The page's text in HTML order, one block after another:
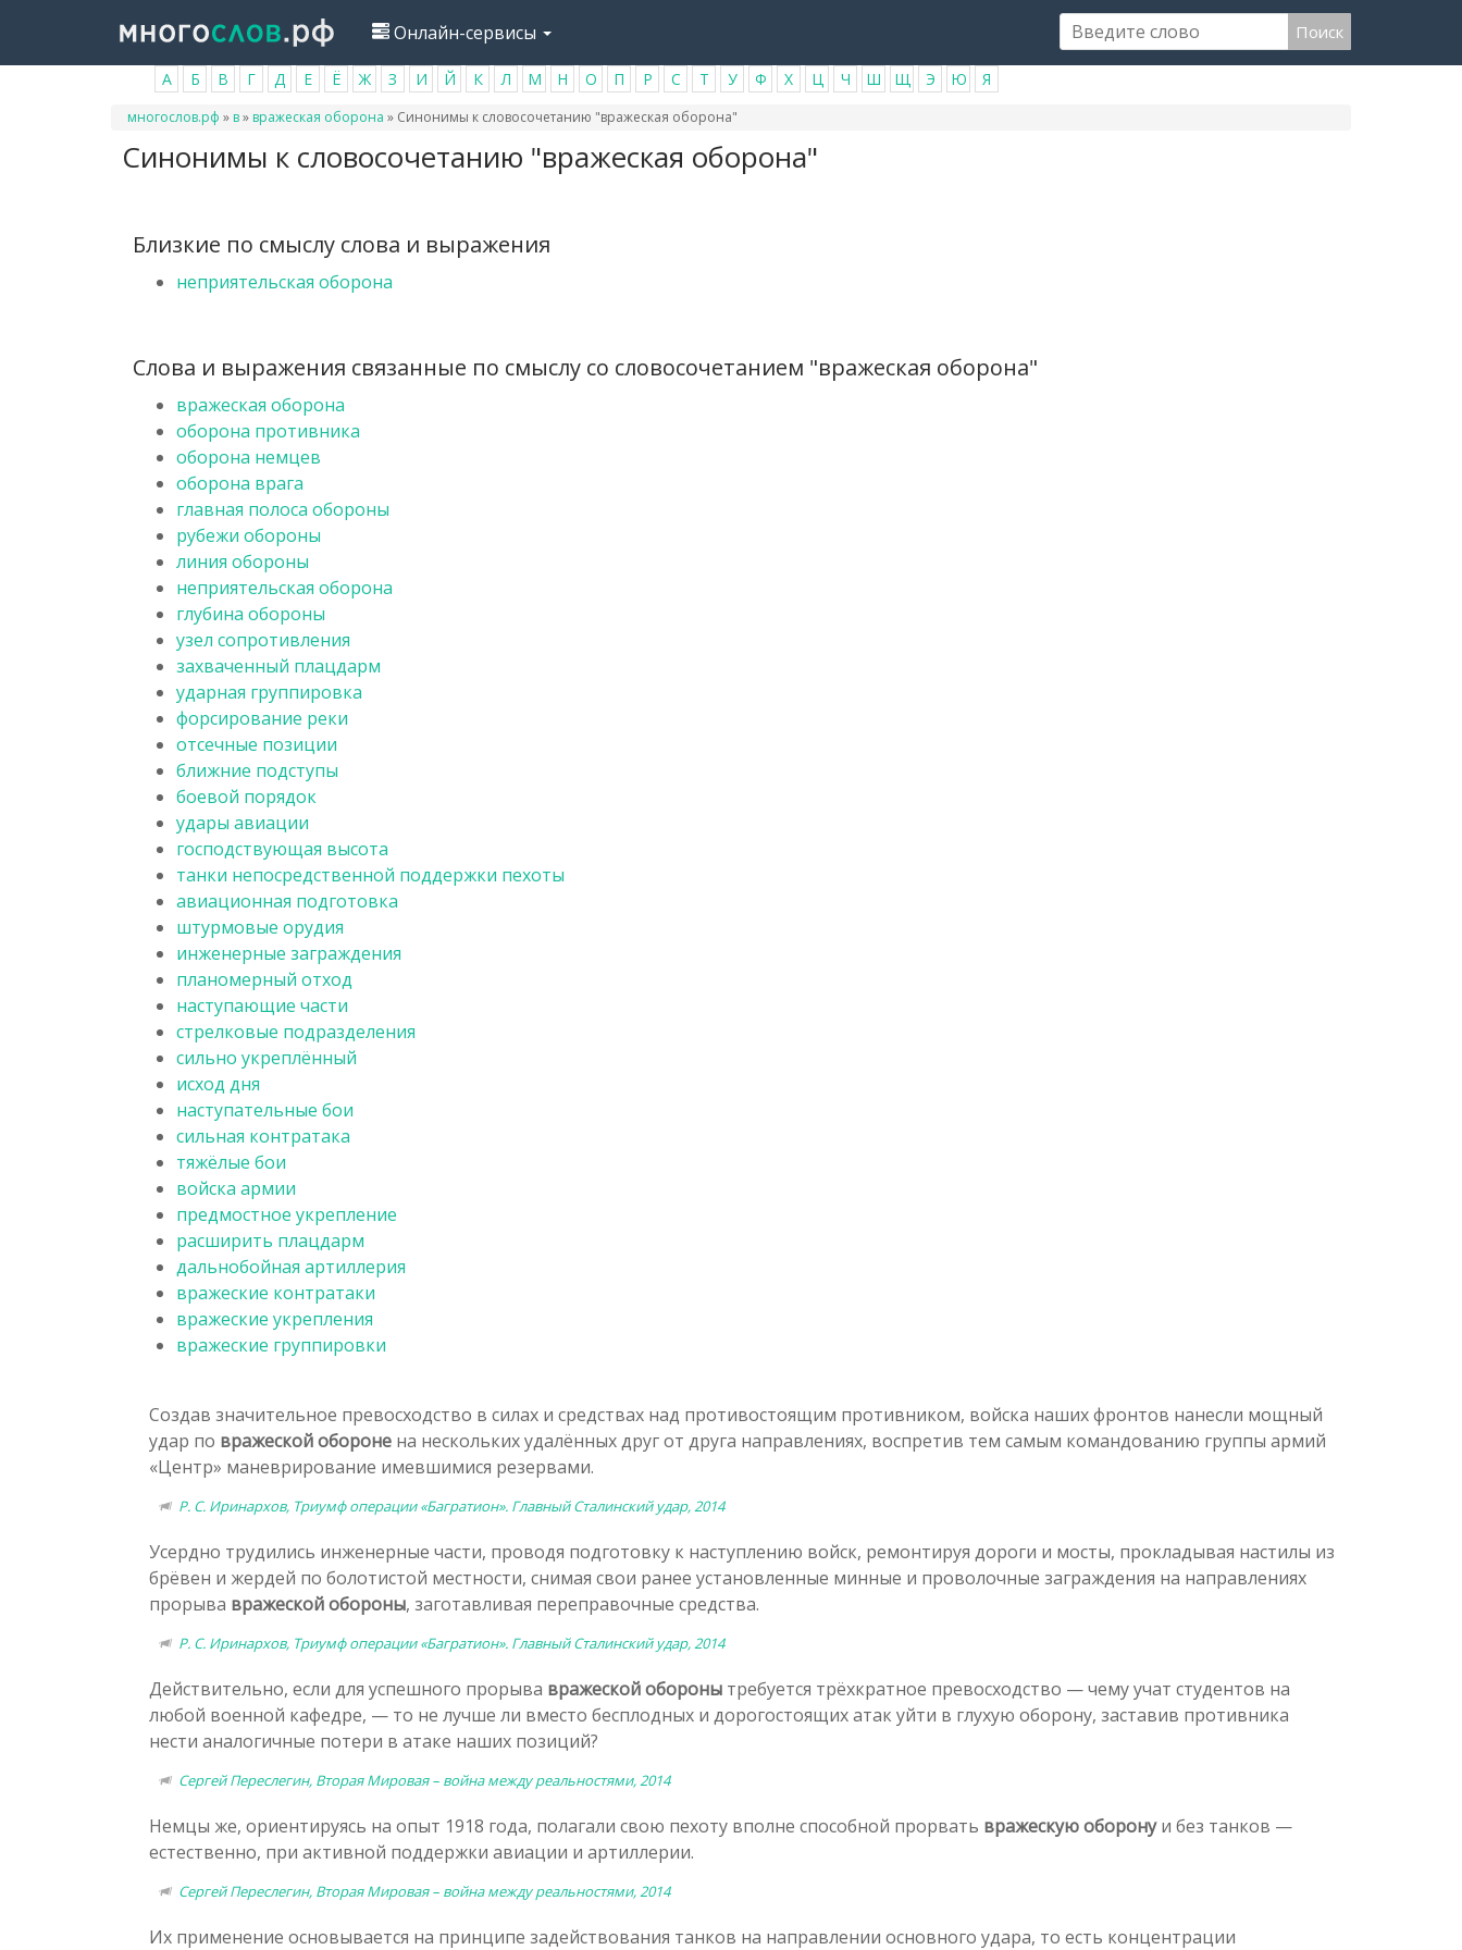
основному
Онлайн-сервисы Поиск
А Б В Г Д Е Ё Ж З И Й К Л М Н О П Р С Т У Ф Х Ц Ч Ш Щ Э Ю Я
Вы
многослов.рф » в» вражеская оборона » Синонимы к словосочетанию "вражеская оборона"
Синонимы к словосочетанию "вражеская оборона"
Близкие по смыслу слова и выражения
неприятельская оборона
Слова и выражения связанные по смыслу со словосочетанием "вражеская оборона"
вражеская оборона
оборона противника
оборона немцев
оборона врага
главная полоса обороны
рубежи обороны
линия обороны
неприятельская оборона
глубина обороны
узел сопротивления
захваченный плацдарм
ударная группировка
форсирование реки
отсечные позиции
ближние подступы
боевой порядок
удары авиации
господствующая высота
танки непосредственной поддержки пехоты
авиационная подготовка
штурмовые орудия
инженерные заграждения
планомерный отход
наступающие части
стрелковые подразделения
сильно укреплённый
исход дня
наступательные бои
сильная контратака
тяжёлые бои
войска армии
предмостное укрепление
расширить плацдарм
дальнобойная артиллерия
вражеские контратаки
вражеские укрепления
вражеские группировки
Создав значительное превосходство в силах и средствах над противостоящим противником, войска наших фронтов нанесли мощный
удар по вражеской обороне на нескольких удалённых друг от друга направлениях, воспретив тем самым командованию группы армий
«Центр» маневрирование имевшимися резервами.
Р. С. Иринархов, Триумф операции «Багратион». Главный Сталинский удар, 2014
Усердно трудились инженерные части, проводя подготовку к наступлению войск, ремонтируя дороги и мосты, прокладывая настилы из
брёвен и жердей по болотистой местности, снимая свои ранее установленные минные и проволочные заграждения на направлениях
прорыва вражеской обороны, заготавливая переправочные средства.
Р. С. Иринархов, Триумф операции «Багратион». Главный Сталинский удар, 2014
Действительно, если для успешного прорыва вражеской обороны требуется трёхкратное превосходство — чему учат студентов на
любой военной кафедре, — то не лучше ли вместо бесплодных и дорогостоящих атак уйти в глухую оборону, заставив противника
нести аналогичные потери в атаке наших позиций?
Сергей Переслегин, Вторая Мировая – война между реальностями, 2014
Немцы же, ориентируясь на опыт 1918 года, полагали свою пехоту вполне способной прорвать вражескую оборонуи без танков —
естественно, при активной поддержки авиации и артиллерии.
Сергей Переслегин, Вторая Мировая – война между реальностями, 2014
Их применение основывается на принципе задействования танков на направлении основного удара, то есть концентрации